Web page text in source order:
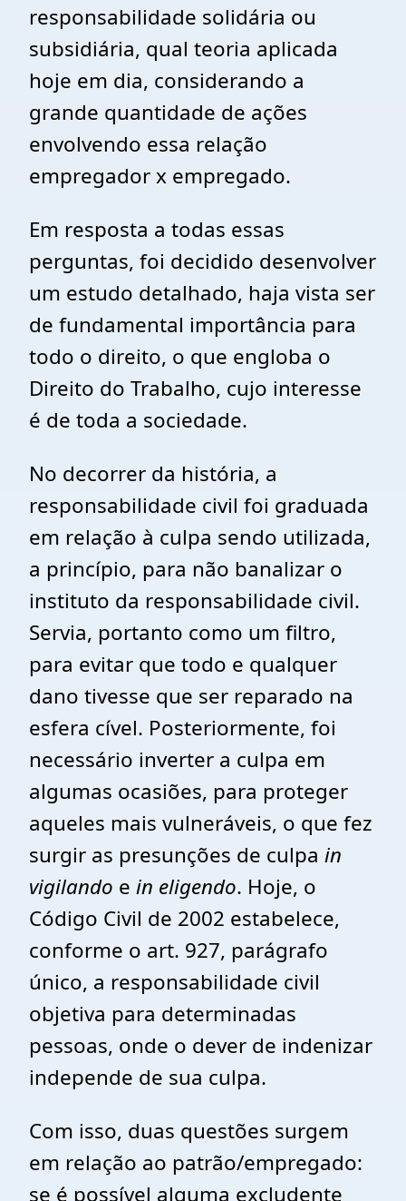
responsabilidade solidária ou
subsidiária, qual teoria aplicada
hoje em dia, considerando a
grande quantidade de ações
envolvendo essa relação
empregador x empregado.
Em resposta a todas essas
perguntas, foi decidido desenvolver
um estudo detalhado, haja vista ser
de fundamental importância para
todo o direito, o que engloba o
Direito do Trabalho, cujo interesse
é de toda a sociedade.
No decorrer da história, a
responsabilidade civil foi graduada
em relação à culpa sendo utilizada,
a princípio, para não banalizar o
instituto da responsabilidade civil.
Servia, portanto como um filtro,
para evitar que todo e qualquer
dano tivesse que ser reparado na
esfera cível. Posteriormente, foi
necessário inverter a culpa em
algumas ocasiões, para proteger
aqueles mais vulneráveis, o que fez
surgir as presunções de culpa in
vigilando e in eligendo. Hoje, o
Código Civil de 2002 estabelece,
conforme o art. 927, parágrafo
único, a responsabilidade civil
objetiva para determinadas
pessoas, onde o dever de indenizar
independe de sua culpa.
Com isso, duas questões surgem
em relação ao patrão/empregado:
se é possível alguma excludente